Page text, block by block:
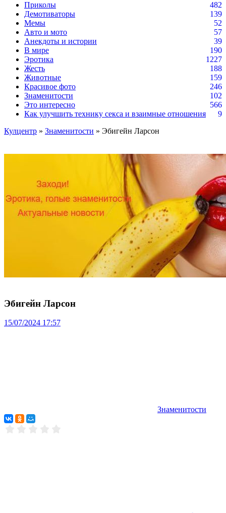
Приколы
482
Демотиваторы
139
Мемы
52
Авто и мото
57
Анекдоты и истории
39
В мире
190
Эротика
1227
Жесть
188
Животные
159
Красивое фото
246
Знаменитости
102
Это интересно
566
Как улучшить технику секса и взаимные отношения
9
Кулцентр » Знаменитости » Эбигейн Ларсон
Эбигейн Ларсон
15/07/2024 17:57
Знаменитости